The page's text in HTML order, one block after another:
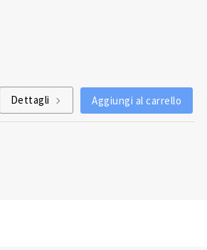
Dettagli Aggiungi al carrello